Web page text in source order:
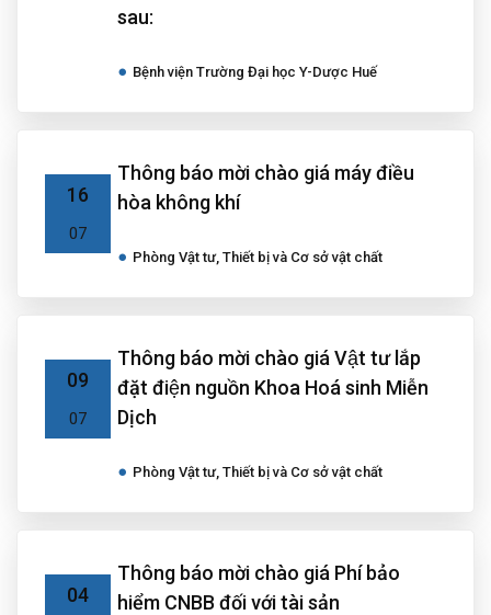
sau:
Bệnh viện Trường Đại học Y-Dược Huế
16
07
Thông báo mời chào giá máy điều
hòa không khí
Phòng Vật tư, Thiết bị và Cơ sở vật chất
09
07
Thông báo mời chào giá Vật tư lắp
đặt điện nguồn Khoa Hoá sinh Miễn
Dịch
Phòng Vật tư, Thiết bị và Cơ sở vật chất
04
Thông báo mời chào giá Phí bảo
hiểm CNBB đối với tài sản